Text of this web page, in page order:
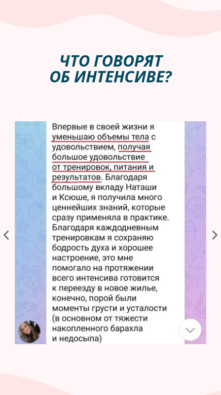
ЧТО ГОВОРЯТ
ОБ ИНТЕНСИВЕ?